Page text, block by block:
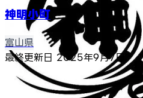
神明小町
富山県
最終更新日 2025年9月7日